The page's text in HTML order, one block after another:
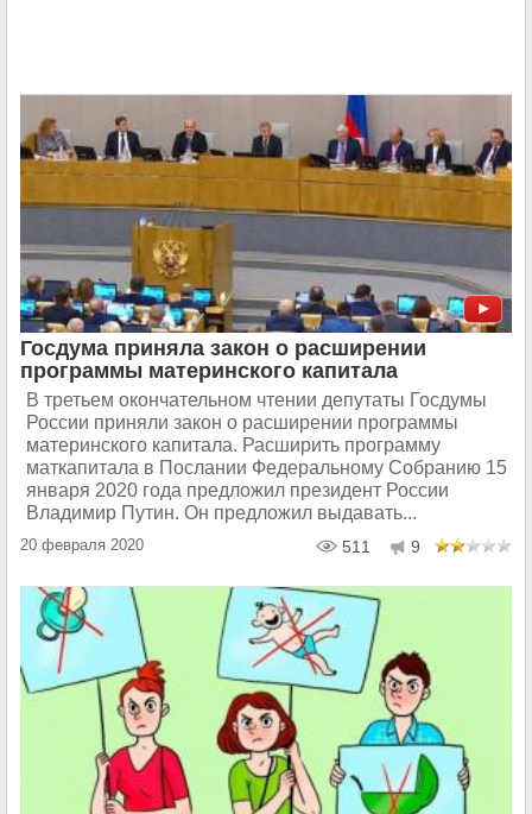
Госдума приняла закон о расширении
программы материнского капитала
В третьем окончательном чтении депутаты Госдумы
России приняли закон о расширении программы
материнского капитала. Расширить программу
маткапитала в Послании Федеральному Собранию 15
января 2020 года предложил президент России
Владимир Путин. Он предложил выдавать...
20 февраля 2020 511 9